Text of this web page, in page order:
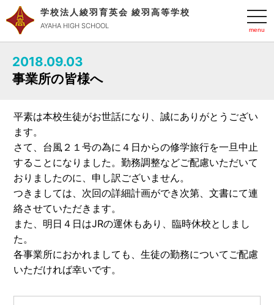
t
o
g
g
a
n
学校法人綾羽育英会 綾羽高等学校
AYAHA HIGH SCHOOL
2018.09.03
事業所の皆様へ
平素は本校生徒がお世話になり、誠にありがとうござい
ます。
さて、台風２１号の為に４日からの修学旅行を一旦中止
することになりました。勤務調整などご配慮いただいて
おりましたのに、申し訳ございません。
つきましては、次回の詳細計画ができ次第、文書にて連
絡させていただきます。
また、明日４日はJRの運休もあり、臨時休校としまし
た。
各事業所におかれましても、生徒の勤務についてご配慮
いただければ幸いです。